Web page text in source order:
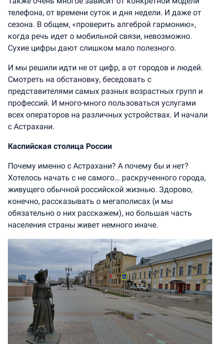
телефона, от времени суток и дня недели. И даже от
сезона. В общем, «проверить алгеброй гармонию»,
когда речь идет о мобильной связи, невозможно.
Сухие цифры дают слишком мало полезного.
И мы решили идти не от цифр, а от городов и людей.
Смотреть на обстановку, беседовать с
представителями самых разных возрастных групп и
профессий. И много-много пользоваться услугами
всех операторов на различных устройствах. И начали
с Астрахани.
Каспийская столица России
Почему именно с Астрахани? А почему бы и нет?
Хотелось начать с не самого… раскрученного города,
живущего обычной российской жизнью. Здорово,
конечно, рассказывать о мегаполисах (и мы
обязательно о них расскажем), но большая часть
населения страны живет немного иначе.